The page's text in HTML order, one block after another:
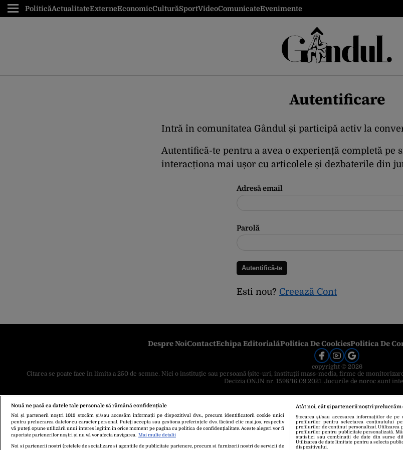
PoliticăActualitateExterneEconomicCulturăSportVideoComunicateEvenimente
Autentificare
Intră în comunitatea Gândul și participă activ la
Autentifică-te pentru a avea o experiență completă pe
interacționa mai ușor cu articolele și dezbaterile din
Adresă email
Parolă
Esti nou? Creează Cont
Despre NoiContactEchipa EditorialăPolitica De CookiesPolitica De
copyright © 2026
Citarea se poate face în limita a 250 de semne. Nici o instituţie sau persoană (site-uri, instituţii mass-media, firme de
Decizia ONJN nr. 1598/16.09.2021. Jocurile de noroc sunt